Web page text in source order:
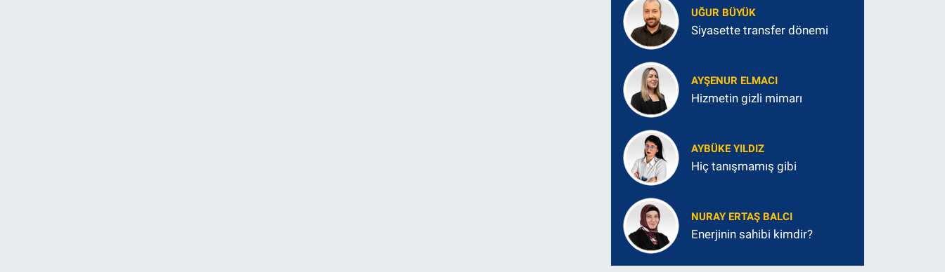
UĞUR BÜYÜK
Siyasette transfer dönemi
AYŞENUR ELMACI
Hizmetin gizli mimarı
AYBÜKE YILDIZ
Hiç tanışmamış gibi
NURAY ERTAŞ BALCI
Enerjinin sahibi kimdir?